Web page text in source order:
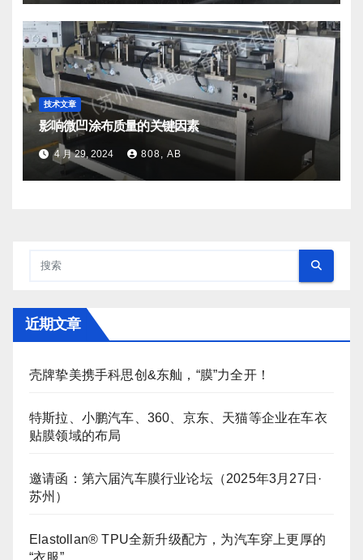
技术文章
影响微凹涂布质量的关键因素
4 月 29, 2024 808, AB
近期文章
壳牌挚美携手科思创&东舢，“膜”力全开！
特斯拉、小鹏汽车、360、京东、天猫等企业在车衣
贴膜领域的布局
邀请函：第六届汽车膜行业论坛（2025年3月27日·
苏州）
Elastollan® TPU全新升级配方，为汽车穿上更厚的
“衣服”